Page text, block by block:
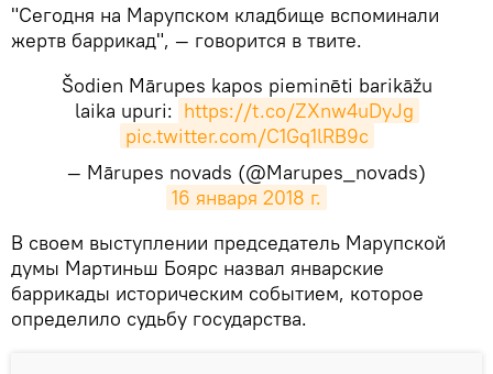
"Сегодня на Марупском кладбище вспоминали
жертв баррикад", — говорится в твите.
Šodien Mārupes kapos pieminēti barikāžu
laika upuri: https://t.co/ZXnw4uDyJg
pic.twitter.com/C1Gq1lRB9c
— Mārupes novads (@Marupes_novads)
16 января 2018 г.
​В своем выступлении председатель Марупской
думы Мартиньш Боярс назвал январские
баррикады историческим событием, которое
определило судьбу государства.